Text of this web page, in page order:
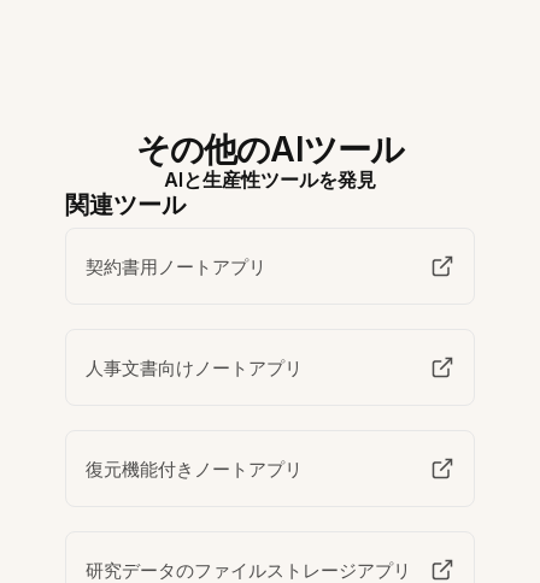
その他のAIツール
AIと生産性ツールを発見
関連ツール
契約書用ノートアプリ
人事文書向けノートアプリ
復元機能付きノートアプリ
研究データのファイルストレージアプリ